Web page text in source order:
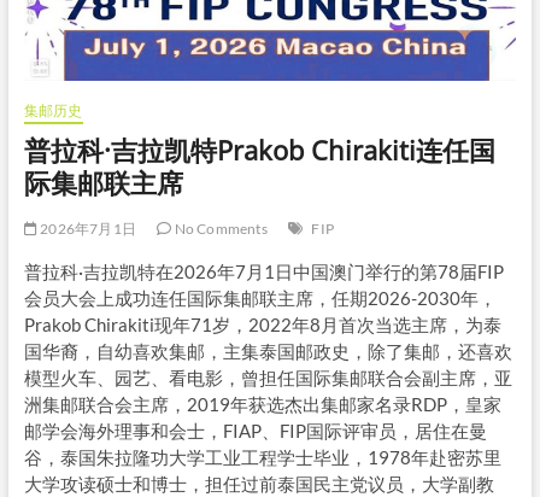
集邮历史
普拉科·吉拉凯特Prakob Chirakiti连任国
际集邮联主席
2026年7月1日 No Comments FIP
普拉科·吉拉凯特在2026年7月1日中国澳门举行的第78届FIP
会员大会上成功连任国际集邮联主席，任期2026-2030年，
Prakob Chirakiti现年71岁，2022年8月首次当选主席，为泰
国华裔，自幼喜欢集邮，主集泰国邮政史，除了集邮，还喜欢
模型火车、园艺、看电影，曾担任国际集邮联合会副主席，亚
洲集邮联合会主席，2019年获选杰出集邮家名录RDP，皇家
邮学会海外理事和会士，FIAP、FIP国际评审员，居住在曼
谷，泰国朱拉隆功大学工业工程学士毕业，1978年赴密苏里
大学攻读硕士和博士，担任过前泰国民主党议员，大学副教